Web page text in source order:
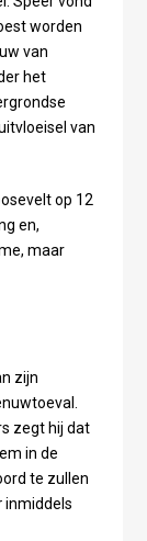
worden
van
het
van
op 12
en,
maar
zijn
zegt hij dat
in de
te zullen
inmiddels